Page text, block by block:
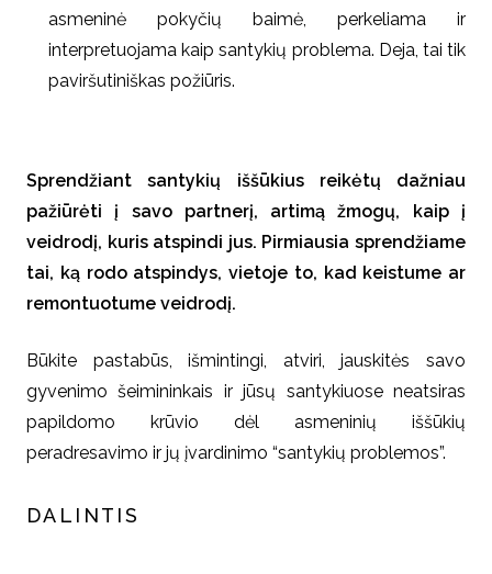
asmeninė pokyčių baimė, perkeliama ir
interpretuojama kaip santykių problema. Deja, tai tik
paviršutiniškas požiūris.
Sprendžiant santykių iššūkius reikėtų dažniau
pažiūrėti į savo partnerį, artimą žmogų, kaip į
veidrodį, kuris atspindi jus. Pirmiausia sprendžiame
tai, ką rodo atspindys, vietoje to, kad keistume ar
remontuotume veidrodį.
Būkite pastabūs, išmintingi, atviri, jauskitės savo
gyvenimo šeimininkais ir jūsų santykiuose neatsiras
papildomo krūvio dėl asmeninių iššūkių
peradresavimo ir jų įvardinimo “santykių problemos”.
DALINTIS